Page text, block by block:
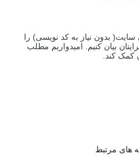
بدون نیاز به کد نویسی) را
بیان کنیم. امیدواریم مطلب
کند.
های مرتبط